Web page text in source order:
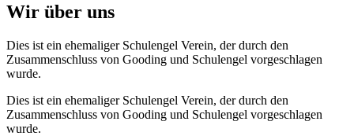
Wir über uns
Dies ist ein ehemaliger Schulengel Verein, der durch den
Zusammenschluss von Gooding und Schulengel vorgeschlagen
wurde.
Dies ist ein ehemaliger Schulengel Verein, der durch den
Zusammenschluss von Gooding und Schulengel vorgeschlagen
wurde.